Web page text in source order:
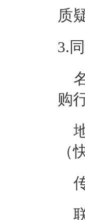
质
3.
购
（